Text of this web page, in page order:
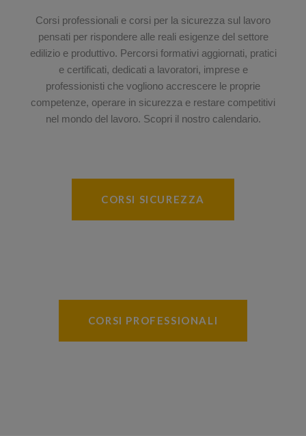
Corsi professionali e corsi per la sicurezza sul lavoro
pensati per rispondere alle reali esigenze del settore
edilizio e produttivo. Percorsi formativi aggiornati, pratici
e certificati, dedicati a lavoratori, imprese e
professionisti che vogliono accrescere le proprie
competenze, operare in sicurezza e restare competitivi
nel mondo del lavoro. Scopri il nostro calendario.
CORSI SICUREZZA
CORSI PROFESSIONALI